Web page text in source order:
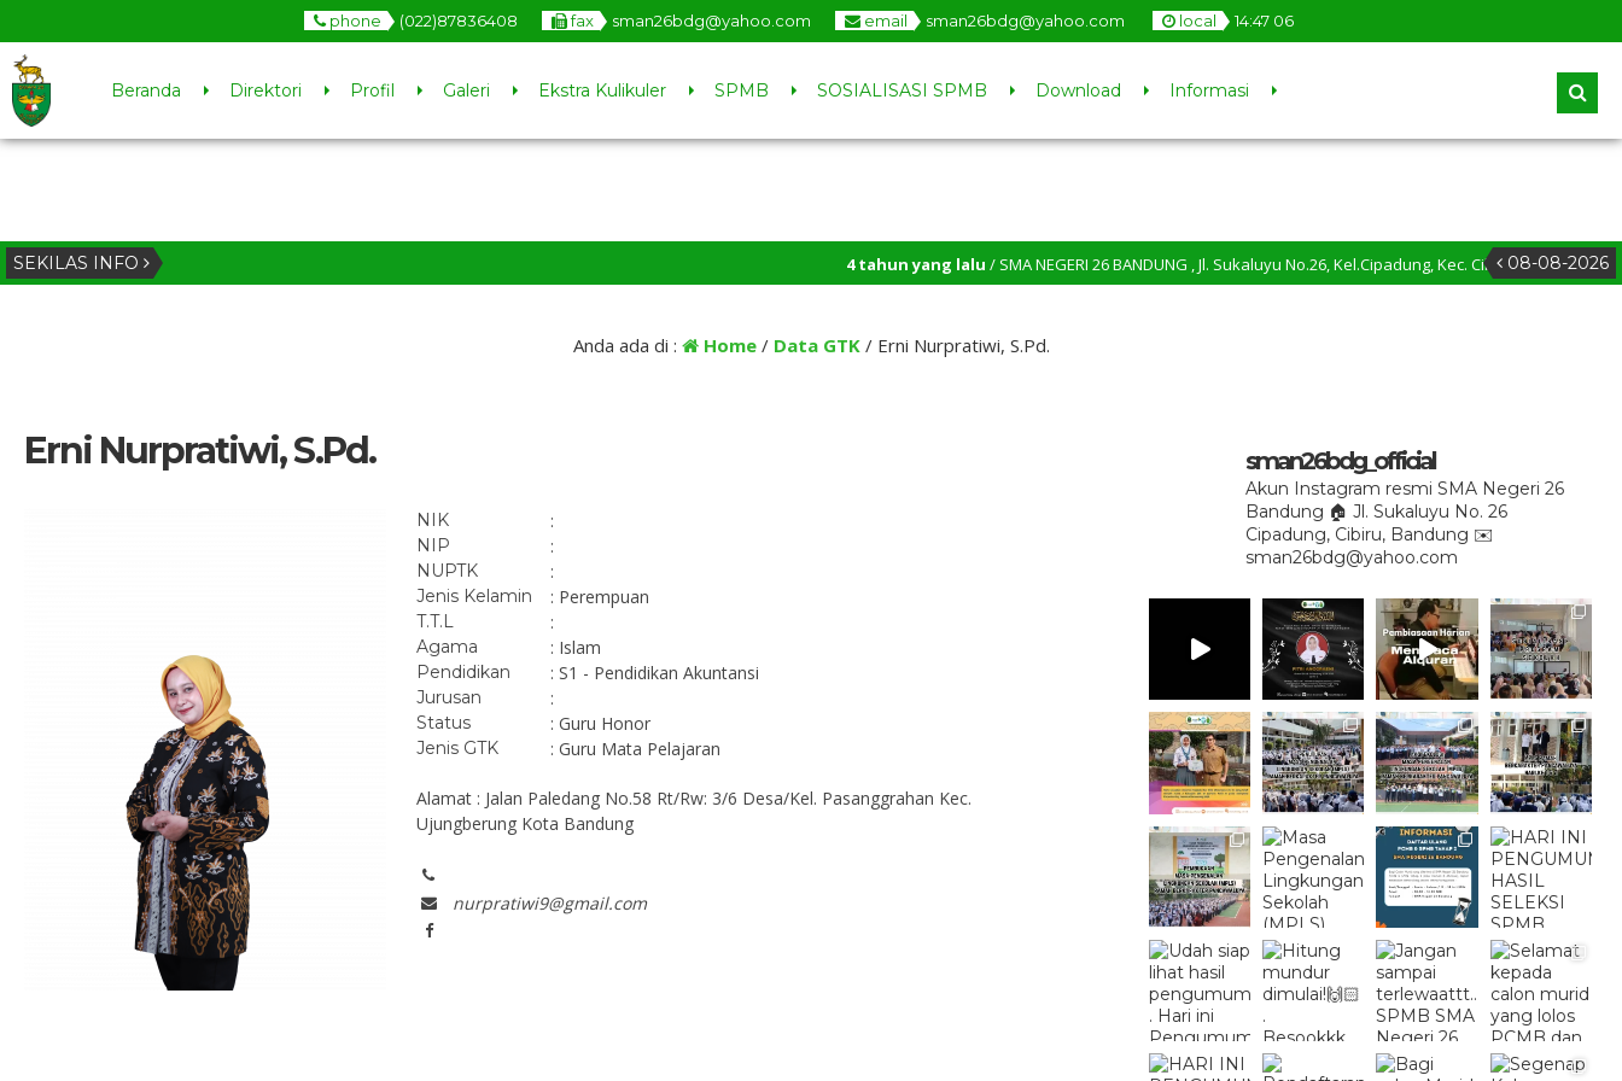
phone (022)87836408 fax sman26bdg@yahoo.com email sman26bdg@yahoo.com local 14:47 06
Beranda Direktori Profil Galeri Ekstra Kulikuler SPMB SOSIALISASI SPMB Download Informasi
SEKILAS INFO 08-08-2026
4 tahun yang lalu / SMA NEGERI 26 BANDUNG , Jl. Sukaluyu No.26, Kel.Cipadung, Kec. Cibiru, Kota Bandung,
Anda ada di : Home/ Data GTK/ Erni Nurpratiwi, S.Pd.
Erni Nurpratiwi, S.Pd.
NIK :
NIP :
NUPTK :
Jenis Kelamin : Perempuan
T.T.L :
Agama : Islam
Pendidikan : S1 - Pendidikan Akuntansi
Jurusan :
Status : Guru Honor
Jenis GTK : Guru Mata Pelajaran
Alamat : Jalan Paledang No.58 Rt/Rw: 3/6 Desa/Kel. Pasanggrahan Kec.
Ujungberung Kota Bandung
nurpratiwi9@gmail.com
sman26bdg_official
Akun Instagram resmi SMA Negeri 26
Bandung 🏠 Jl. Sukaluyu No. 26
Cipadung, Cibiru, Bandung ✉️
sman26bdg@yahoo.com